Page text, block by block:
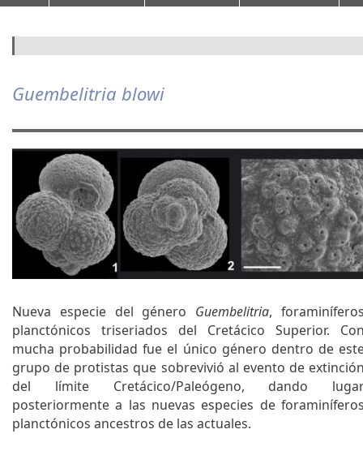
F
o
m
ul
ri
o
e
ú
s
q
u
e
d
Guembelitria blowi
Nueva especie del género Guembelitria,
planctónicos triseriados del Cretácico Superior.
mucha probabilidad fue el único género dentro de
grupo de protistas que sobrevivió al evento de
del límite Cretácico/Paleógeno, dando
posteriormente a las nuevas especies de
planctónicos ancestros de las actuales.